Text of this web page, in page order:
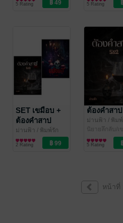
5 Rating 5 Rating
SET เขมือบ +
ต้องคำสาป
ม่านฟ้า / พิมพ์รัก
ด้วยอักษร
นิยายลึกลับ/เขย่า
ขวัญ
2 Rating
ต้องคำสา
ม่านฟ้า / พิม
ด้วยอักษร
นิยายลึกลับ/เข
ขวัญ
5 Rating
หน้าที่